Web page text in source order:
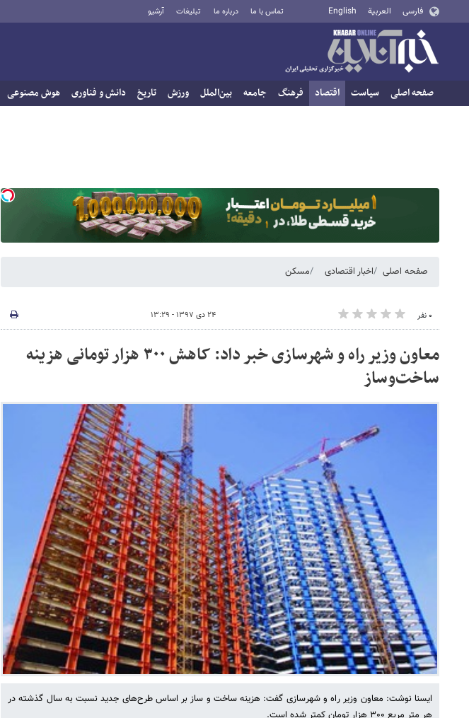
فارسی العربية English تماس با ما درباره ما تبلیغات آرشیو
صفحه اصلی سیاست اقتصاد فرهنگ جامعه بین‌الملل ورزش تاریخ دانش و فناوری هوش مصنوعی
صفحه اصلی اخبار اقتصادی مسکن
۰ نفر ۲۴ دی ۱۳۹۷ - ۱۳:۲۹
معاون وزیر راه و شهرسازی خبر داد: کاهش ۳۰۰ هزار تومانی هزینه
ساخت‌وساز
ایسنا نوشت: معاون وزیر راه و شهرسازی گفت: هزینه ساخت و ساز بر اساس طرح‌های جدید نسبت به سال گذشته در
هر متر مربع ۳۰۰ هزار تومان کمتر شده است.